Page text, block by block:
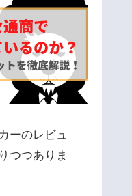
ーのレビュ
つつありま